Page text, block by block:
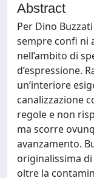
Abstract
Per Dino
sempre confi ni
nell’ambito di
d’espressione.
un’interiore
canalizzazione
regole e non
ma scorre
avanzamento.
originalissima
oltre la